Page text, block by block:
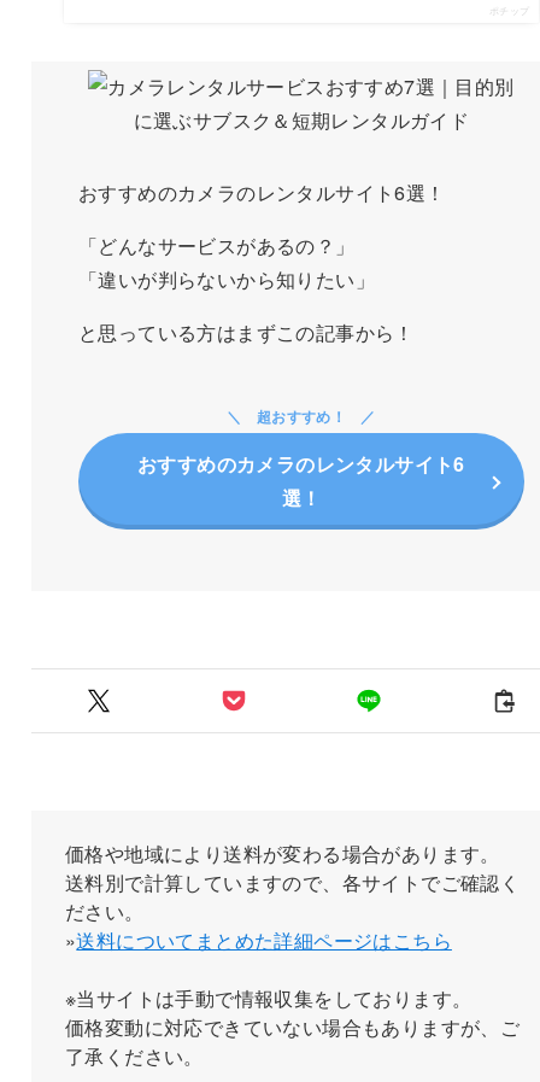
ポチップ
おすすめのカメラのレンタルサイト6選！
「どんなサービスがあるの？」
「違いが判らないから知りたい」
と思っている方はまずこの記事から！
超おすすめ！
おすすめのカメラのレンタルサイト6
選！
価格や地域により送料が変わる場合があります。
送料別で計算していますので、各サイトでご確認く
ださい。
»送料についてまとめた詳細ページはこちら
※当サイトは手動で情報収集をしております。
価格変動に対応できていない場合もありますが、ご
了承ください。